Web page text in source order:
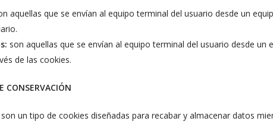
aquellas que se envían al equipo terminal del usuario desde un
son aquellas que se envían al equipo terminal del usuario desde
de las cookies.
CONSERVACIÓN
son un tipo de cookies diseñadas para recabar y almacenar datos